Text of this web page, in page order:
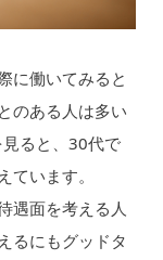
に働いてみると
のある人は多い
ると、30代で
います。
遇面を考える人
るにもグッドタ